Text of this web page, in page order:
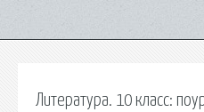
Литература. 10 класс: